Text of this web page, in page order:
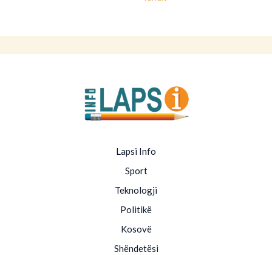
Lapsi Info
Sport
Teknologji
Politikë
Kosovë
Shëndetësi